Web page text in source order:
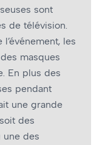
sont
de télévision.
les
masques
En plus des
pendant
une grande
des
une des